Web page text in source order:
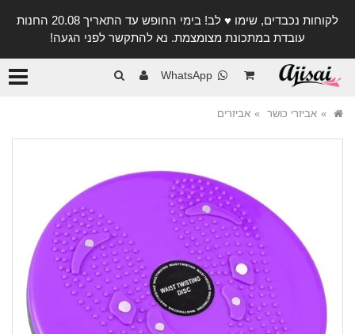
לקוחות נכבדים, שימו ♥️ לב! בימי החופש עד התאריך 20.08 החנות
עובדת במתכונת מצומצמת. נא להתקשר לפני הגעה!
WhatsApp
אביזרי כושר אביזרים